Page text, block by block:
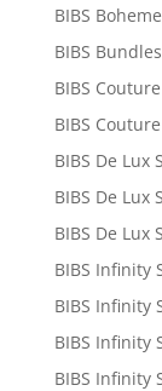
BIBS
BIBS Bundles
BIBS
BIBS
BIBS De Lux
BIBS De Lux
BIBS De
BIBS Infinity
BIBS Infinity
BIBS Infinity
BIBS Infinity